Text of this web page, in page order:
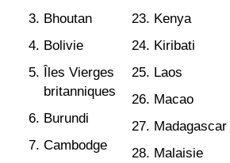
Bhoutan
Bolivie
Îles Vierges
britanniques
Burundi
Cambodge
Kenya
Kiribati
Laos
Macao
Madagascar
Malaisie